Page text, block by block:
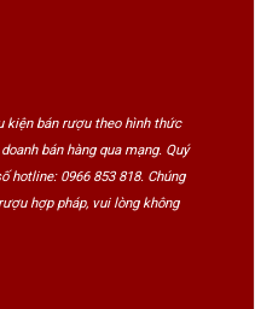
kiện bán rượu theo hình thức
bán hàng qua mạng. Quý
0966 853 818. Chúng
hợp pháp, vui lòng không